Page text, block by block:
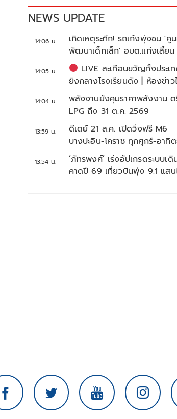
NEWS UPDATE
14:06 น.
เกิดเหตุระทึก! รถเก๋งพุ่งชน 'ศู
พัฒนาเด็กเล็ก' อบต.แก่งเสี้ยน
กว่า 10 ราย
14:05 น.
LIVE สะเทือนขวัญทั้งประเ
ยิงกลางโรงเรียนดัง | ห้องข่าว
โพสต์
14:04 น.
พลังงานยังคุมราคาพลังงาน ต
LPG ถึง 31 ต.ค. 2569
13:59 น.
ดีเดย์ 21 ส.ค. เปิดวิ่งฟรี M6
บางปะอิน-โคราช ทุกศุกร์-อาทิ
สิ้นปี 69
13:54 น.
‘ภัทรพงศ์’ เร่งอัปเกรดระบบเ
คาดปี 69 เที่ยวบินพุ่ง 9.1 แส